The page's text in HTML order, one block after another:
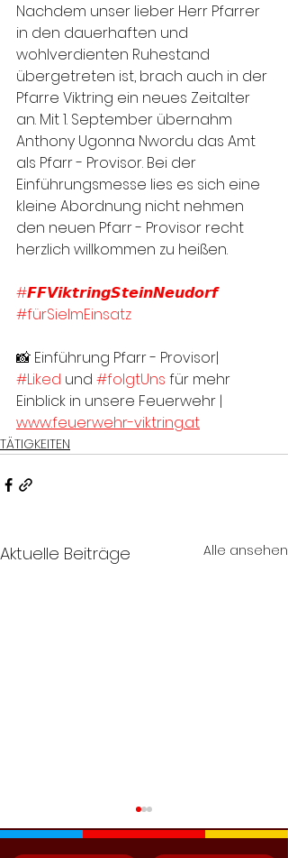
Nachdem unser lieber Herr Pfarrer
in den dauerhaften und
wohlverdienten Ruhestand
übergetreten ist, brach auch in der
Pfarre Viktring ein neues Zeitalter
an. Mit 1. September übernahm
Anthony Ugonna Nwordu das Amt
als Pfarr - Provisor. Bei der
Einführungsmesse lies es sich eine
kleine Abordnung nicht nehmen
den neuen Pfarr - Provisor recht
herzlich willkommen zu heißen.
#𝙁𝙁𝙑𝙞𝙠𝙩𝙧𝙞𝙣𝙜𝙎𝙩𝙚𝙞𝙣𝙉𝙚𝙪𝙙𝙤𝙧𝙛
#fürSieImEinsatz
📸 Einführung Pfarr - Provisor|
#Liked und #folgtUns für mehr
Einblick in unsere Feuerwehr |
www.feuerwehr-viktring.at
TÄTIGKEITEN
Aktuelle Beiträge Alle ansehen